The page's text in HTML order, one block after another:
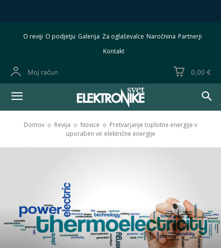
O reviji O podjetju Galerija Za oglaševalce Naročnina Partnerji
Kontakt
Moj račun 0,00 €
Domov Revija Novice
Pretvarjanje toplotne energije v
uporaben vir električne energije